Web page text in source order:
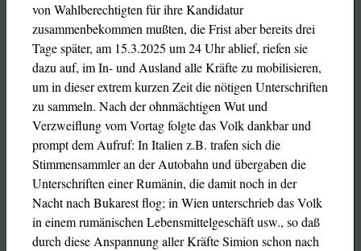
von Wahlberechtigten für ihre Kandidatur
zusammenbekommen mußten, die Frist aber bereits drei
Tage später, am 15.3.2025 um 24 Uhr ablief, riefen sie
dazu auf, im In- und Ausland alle Kräfte zu mobilisieren,
um in dieser extrem kurzen Zeit die nötigen Unterschriften
zu sammeln. Nach der ohnmächtigen Wut und
Verzweiflung vom Vortag folgte das Volk dankbar und
prompt dem Aufruf: In Italien z.B. trafen sich die
Stimmensammler an der Autobahn und übergaben die
Unterschriften einer Rumänin, die damit noch in der
Nacht nach Bukarest flog; in Wien unterschrieb das Volk
in einem rumänischen Lebensmittelgeschäft usw., so daß
durch diese Anspannung aller Kräfte Simion schon nach